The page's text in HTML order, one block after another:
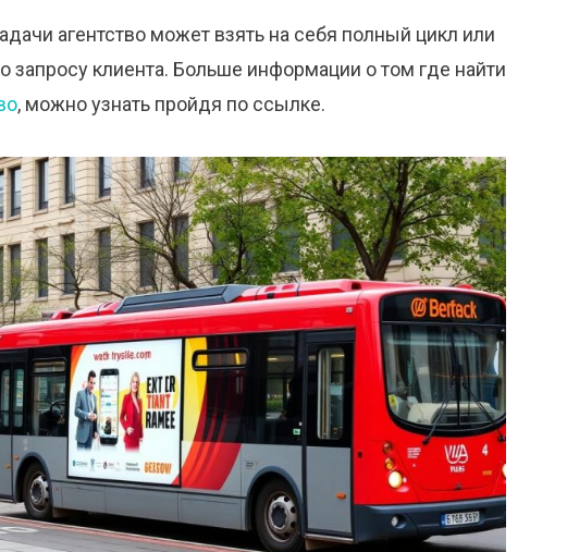
агентство может взять на себя полный цикл или
запросу клиента. Больше информации о том где найти
, можно узнать пройдя по ссылке.